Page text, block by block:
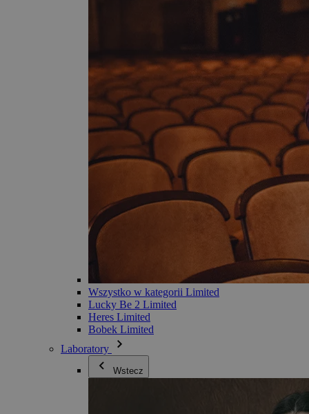
Wszystko w kategorii Limited
Lucky Be 2 Limited
Heres Limited
Bobek Limited
Laboratory
Wstecz